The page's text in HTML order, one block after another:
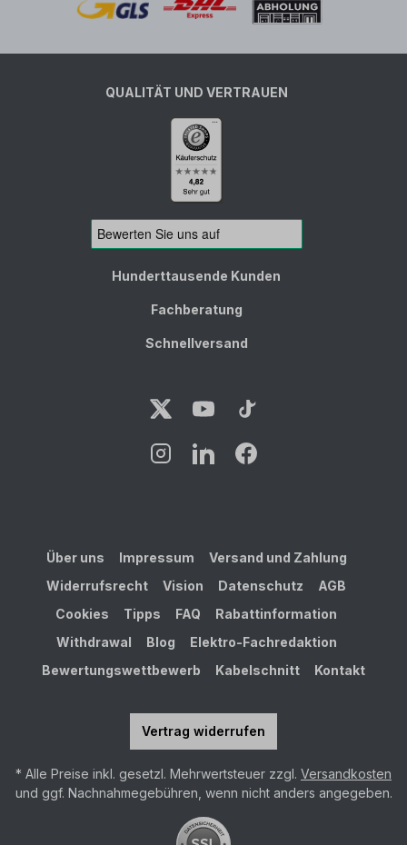
QUALITÄT UND VERTRAUEN
Hunderttausende Kunden
Fachberatung
Schnellversand
Über uns Impressum
Versand und Zahlung
Widerrufsrecht
Vision Datenschutz
AGB
Cookies
Tipps FAQ
Rabattinformation
Withdrawal
Blog
Elektro-Fachredaktion
Bewertungswettbewerb
Kabelschnitt Kontakt
Vertrag widerrufen
* Alle Preise inkl. gesetzl. Mehrwertsteuer zzgl. Versandkosten
und ggf. Nachnahmegebühren, wenn nicht anders angegeben.